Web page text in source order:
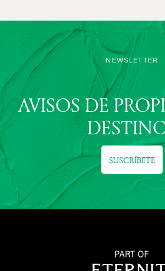
NEWSLETTER
AVISOS DE
SUSCRÍBETE